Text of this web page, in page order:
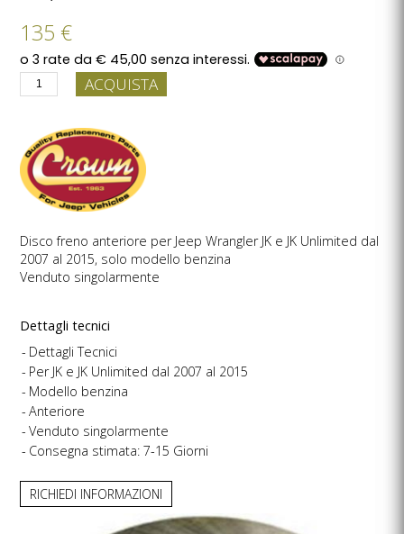
135 €
ACQUISTA
Disco freno anteriore per Jeep Wrangler JK e JK Unlimited dal
2007 al 2015, solo modello benzina
Venduto singolarmente
Dettagli tecnici
Dettagli Tecnici
Per JK e JK Unlimited dal 2007 al 2015
Modello benzina
Anteriore
Venduto singolarmente
Consegna stimata: 7-15 Giorni
RICHIEDI INFORMAZIONI